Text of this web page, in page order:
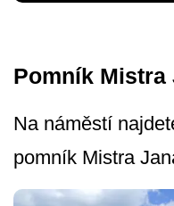
Pomník Mistra
Na náměstí
pomník Mistra